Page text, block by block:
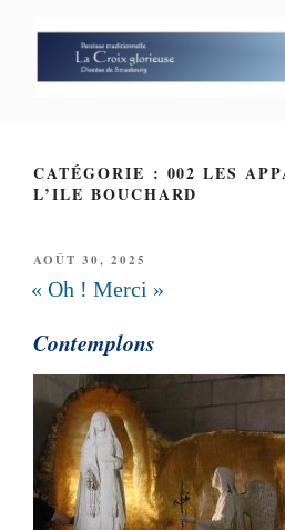
CATÉGORIE : 002 LES
L’ILE BOUCHARD
PUBLIÉ
LE
AOÛT 30, 2025
« Oh ! Merci »
Contemplons